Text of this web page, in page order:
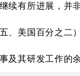
续有所进展，并
、美国百分之二
及其研发工作的余